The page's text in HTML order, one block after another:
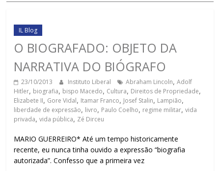
mais
importante
da
sociedade.
IL Blog
O BIOGRAFADO: OBJETO DA
NARRATIVA DO BIÓGRAFO
23/10/2013 Instituto Liberal Abraham Lincoln,Adolf
Hitler, biografia, bispo Macedo, Cultura, Direitos de Propriedade,
Elizabete II, Gore Vidal, Itamar Franco, Josef Stalin, Lampião,
liberdade de expressão, livro, Paulo Coelho, regime militar,vida
privada,vida pública, Zé Dirceu
MARIO GUERREIRO* Até um tempo historicamente
recente, eu nunca tinha ouvido a expressão “biografia
autorizada”. Confesso que a primeira vez